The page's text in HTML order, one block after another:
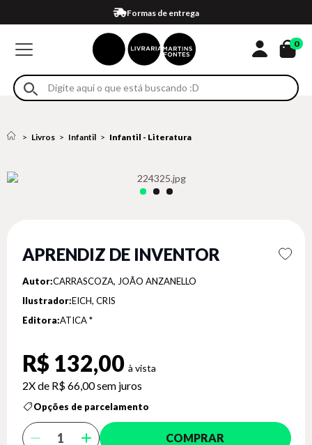
Formas de entrega
Compra 100% segura
Em até 4x sem juros no cartão*
Retire na loja
Eventos
0
Livros Infantil Infantil - Literatura
APRENDIZ DE INVENTOR
Autor:CARRASCOZA, JOÃO ANZANELLO
Ilustrador:EICH, CRIS
Editora:ATICA *
R$ 132,00
2X de R$ 66,00sem juros
Opções de parcelamento
COMPRAR